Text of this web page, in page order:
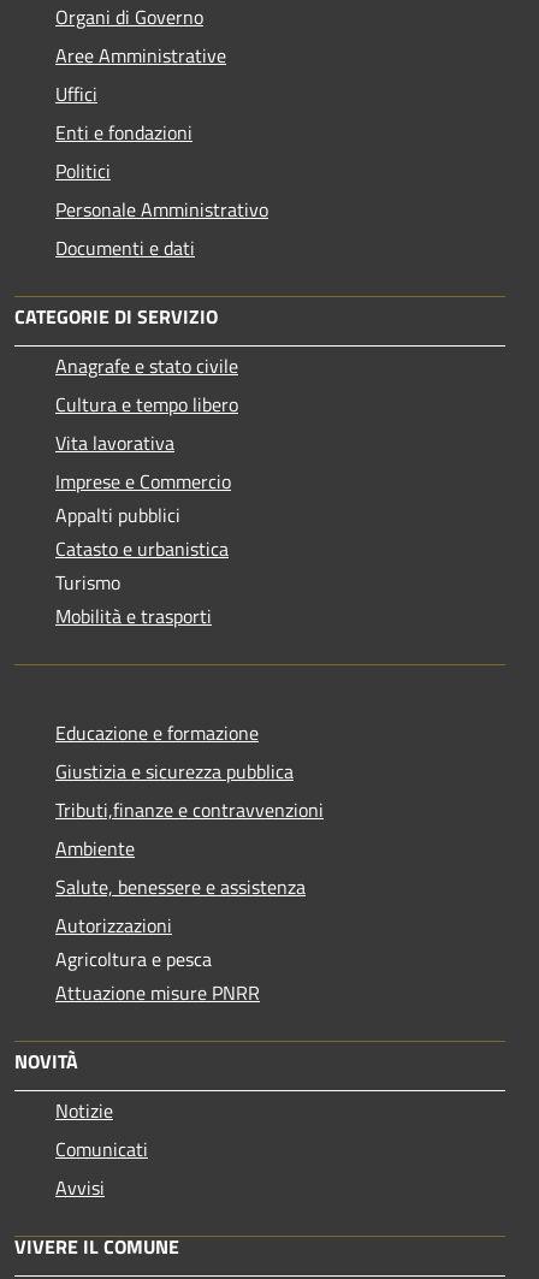
Organi di Governo
Aree Amministrative
Uffici
Enti e fondazioni
Politici
Personale Amministrativo
Documenti e dati
CATEGORIE DI SERVIZIO
Anagrafe e stato civile
Cultura e tempo libero
Vita lavorativa
Imprese e Commercio
Appalti pubblici
Catasto e urbanistica
Turismo
Mobilità e trasporti
Educazione e formazione
Giustizia e sicurezza pubblica
Tributi,finanze e contravvenzioni
Ambiente
Salute, benessere e assistenza
Autorizzazioni
Agricoltura e pesca
Attuazione misure PNRR
NOVITÀ
Notizie
Comunicati
Avvisi
VIVERE IL COMUNE